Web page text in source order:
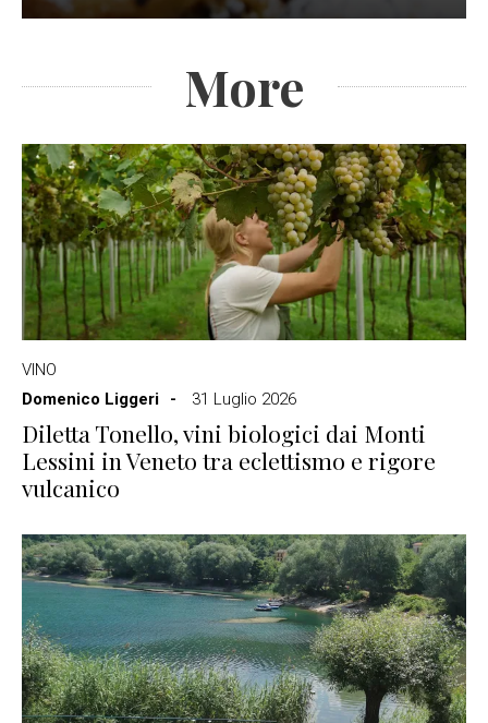
More
VINO
Domenico Liggeri
31 Luglio 2026
Diletta Tonello, vini biologici dai Monti
Lessini in Veneto tra eclettismo e rigore
vulcanico